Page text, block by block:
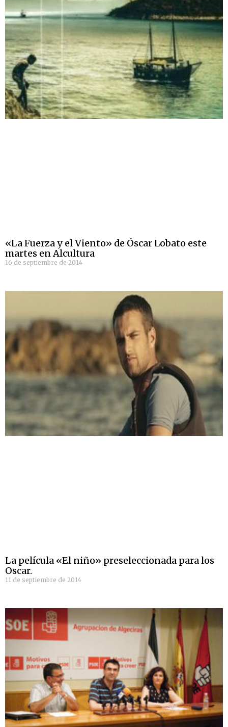
«La Fuerza y el Viento» de Óscar Lobato este
martes en Alcultura
16 de septiembre de 2014
La película «El niño» preseleccionada para los
Oscar.
11 de septiembre de 2014